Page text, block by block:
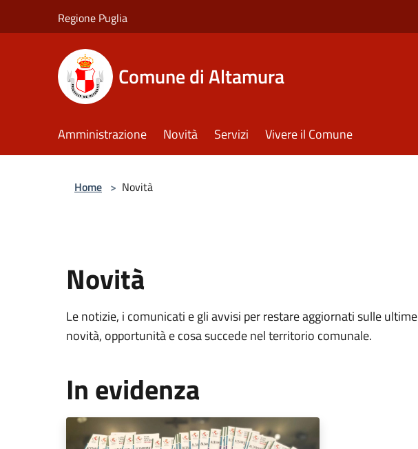
Regione Puglia
Comune di Altamura
Amministrazione Novità Servizi Vivere il Comune
Home > Novità
Novità
Le notizie, i comunicati e gli avvisi per restare aggiornati sulle ultime
novità, opportunità e cosa succede nel territorio comunale.
In evidenza